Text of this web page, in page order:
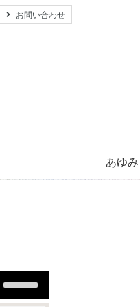
お問い合わせ
あゆみ